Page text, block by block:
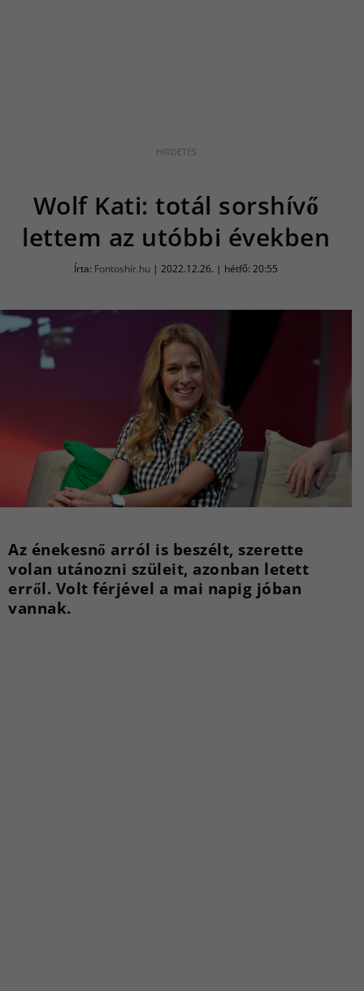
Wolf Kati: totál sorshívő
lettem az utóbbi években
Írta: Fontoshír.hu | 2022.12.26. | hétfő: 20:55
Az énekesnő arról is beszélt, szerette
volan utánozni szüleit, azonban letett
erről. Volt férjével a mai napig jóban
vannak.